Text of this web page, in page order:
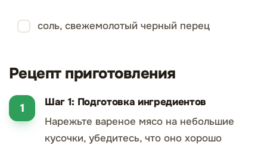
соль, свежемолотый черный перец
Рецепт приготовления
Шаг 1: Подготовка ингредиентов
Нарежьте вареное мясо на небольшие
кусочки, убедитесь, что оно хорошо